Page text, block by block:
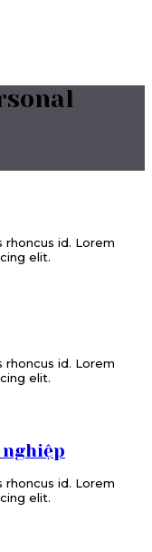
rhoncus id. Lorem
elit.
rhoncus id. Lorem
elit.
rhoncus id. Lorem
elit.